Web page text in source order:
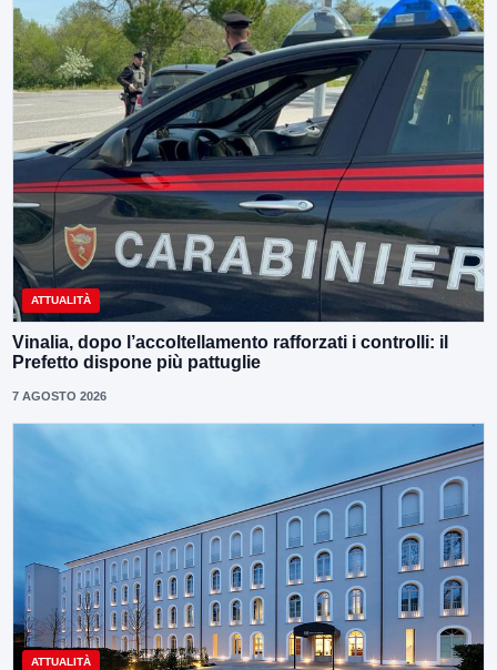
ATTUALITÀ
Vinalia, dopo l’accoltellamento rafforzati i controlli: il
Prefetto dispone più pattuglie
7 AGOSTO 2026
ATTUALITÀ